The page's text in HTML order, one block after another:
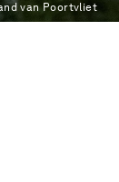
van Poortvliet